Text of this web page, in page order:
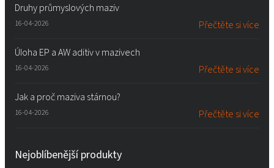
Druhy průmyslových maziv
16-04-2026 Přečtěte si více
Úloha EP a AW aditiv v mazivech
16-04-2026 Přečtěte si více
Jak a proč maziva stárnou?
16-04-2026 Přečtěte si více
Nejoblíbenější produkty